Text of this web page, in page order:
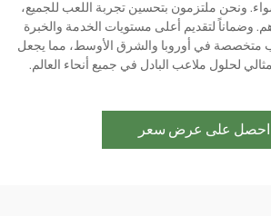
ونحن ملتزمون بتحسين تجربة اللعب للجميع،
وضماناً لتقديم أعلى مستويات الخدمة والخبرة
متخصصة في أوروبا والشرق الأوسط، مما يجعل
احصل على عرض سعر